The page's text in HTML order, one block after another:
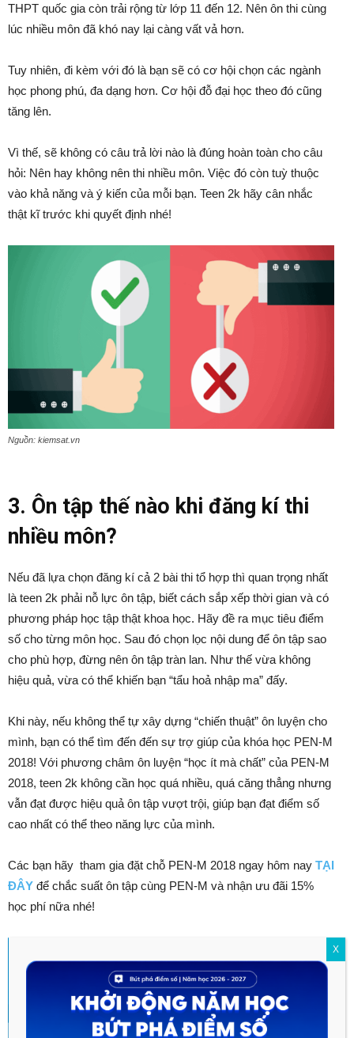
THPT quốc gia còn trải rộng từ lớp 11 đến 12. Nên ôn thi cùng
lúc nhiều môn đã khó nay lại càng vất vả hơn.
Tuy nhiên, đi kèm với đó là bạn sẽ có cơ hội chọn các ngành
học phong phú, đa dạng hơn. Cơ hội đỗ đại học theo đó cũng
tăng lên.
Vì thế, sẽ không có câu trả lời nào là đúng hoàn toàn cho câu
hỏi: Nên hay không nên thi nhiều môn. Việc đó còn tuỳ thuộc
vào khả năng và ý kiến của mỗi bạn. Teen 2k hãy cân nhắc
thật kĩ trước khi quyết định nhé!
Nguồn: kiemsat.vn
3. Ôn tập thế nào khi đăng kí thi
nhiều môn?
Nếu đã lựa chọn đăng kí cả 2 bài thi tổ hợp thì quan trọng nhất
là teen 2k phải nỗ lực ôn tập, biết cách sắp xếp thời gian và có
phương pháp học tập thật khoa học. Hãy đề ra mục tiêu điểm
số cho từng môn học. Sau đó chọn lọc nội dung để ôn tập sao
cho phù hợp, đừng nên ôn tập tràn lan. Như thế vừa không
hiệu quả, vừa có thể khiến bạn “tẩu hoả nhập ma” đấy.
Khi này, nếu không thể tự xây dựng “chiến thuật” ôn luyện cho
mình, bạn có thể tìm đến đến sự trợ giúp của khóa học PEN-M
2018! Với phương châm ôn luyện “học ít mà chất” của PEN-M
2018, teen 2k không cần học quá nhiều, quá căng thẳng nhưng
vẫn đạt được hiệu quả ôn tập vượt trội, giúp bạn đạt điểm số
cao nhất có thể theo năng lực của mình.
Các bạn hãy tham gia đặt chỗ PEN-M 2018 ngay hôm nay TẠI
ĐÂY để chắc suất ôn tập cùng PEN-M và nhận ưu đãi 15%
học phí nữa nhé!
X